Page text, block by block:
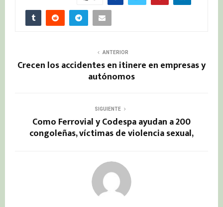
ANTERIOR
Crecen los accidentes en itinere en empresas y
autónomos
SIGUIENTE
Como Ferrovial y Codespa ayudan a 200
congoleñas, víctimas de violencia sexual,